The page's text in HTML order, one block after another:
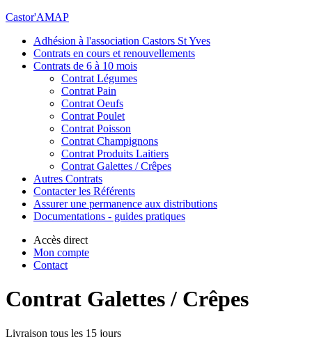
Castor'AMAP
Adhésion à l'association Castors St Yves
Contrats en cours et renouvellements
Contrats de 6 à 10 mois
Contrat Légumes
Contrat Pain
Contrat Oeufs
Contrat Poulet
Contrat Poisson
Contrat Champignons
Contrat Produits Laitiers
Contrat Galettes / Crêpes
Autres Contrats
Contacter les Référents
Assurer une permanence aux distributions
Documentations - guides pratiques
Accès direct
Mon compte
Contact
Contrat Galettes / Crêpes
Livraison tous les 15 jours